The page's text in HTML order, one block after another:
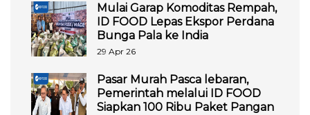
Mulai Garap Komoditas Rempah,
ID FOOD Lepas Ekspor Perdana
Bunga Pala ke India
29 Apr 26
Pasar Murah Pasca lebaran,
Pemerintah melalui ID FOOD
Siapkan 100 Ribu Paket Pangan